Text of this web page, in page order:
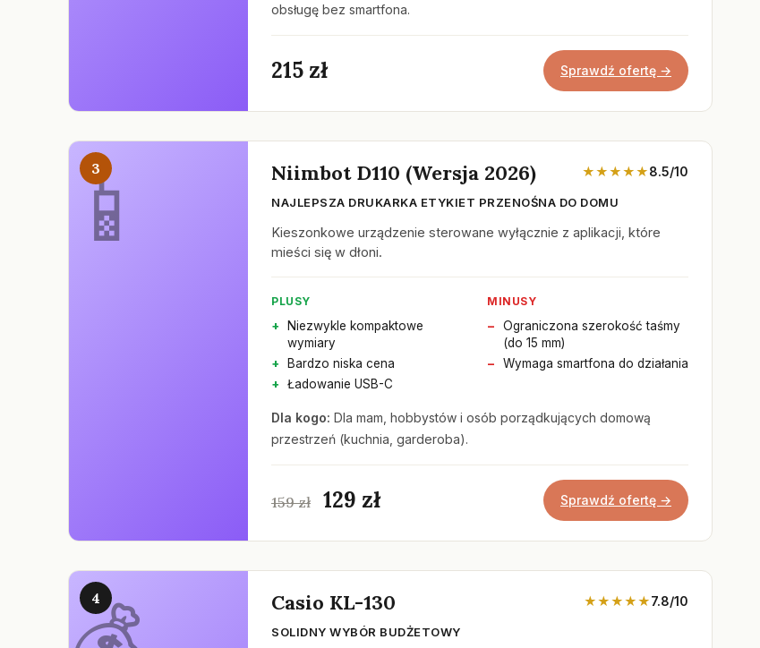
obsługę bez smartfona.
215 zł Sprawdź ofertę →
3 Niimbot D110 (Wersja 2026) ★★★★★8.5/10
NAJLEPSZA DRUKARKA ETYKIET PRZENOŚNA DO DOMU
Kieszonkowe urządzenie sterowane wyłącznie z aplikacji, które
mieści się w dłoni.
PLUSY
Niezwykle kompaktowe
wymiary
Bardzo niska cena
Ładowanie USB-C
MINUSY
Ograniczona szerokość taśmy
(do 15 mm)
Wymaga smartfona do działania
Dla kogo: Dla mam, hobbystów i osób porządkujących domową
przestrzeń (kuchnia, garderoba).
159 zł 129 zł Sprawdź ofertę →
4 Casio KL-130 ★★★★★7.8/10
SOLIDNY WYBÓR BUDŻETOWY